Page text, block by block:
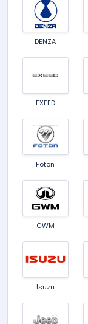
DENZA
EXEED
Foton
GWM
Isuzu